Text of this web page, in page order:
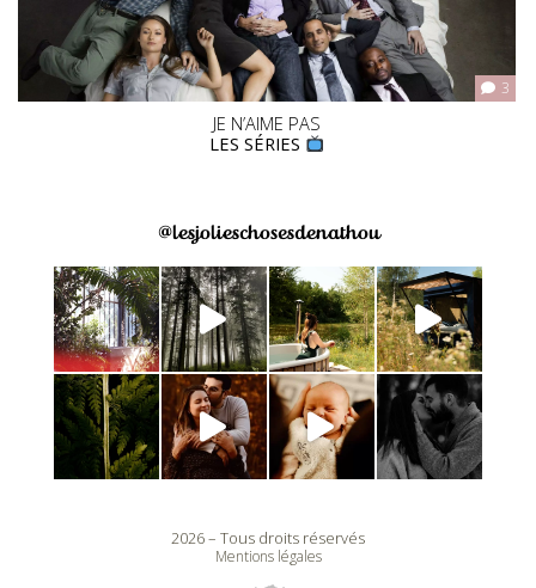
3
JE N’AIME PAS
LES SÉRIES
@lesjolieschosesdenathou
2026 – Tous droits réservés
Mentions légales